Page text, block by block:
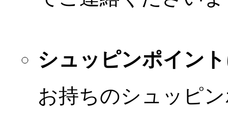
シュッピンポイン
お持ちのシュッピ